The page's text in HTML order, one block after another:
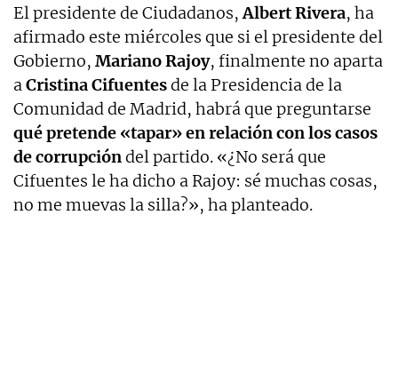
El presidente de Ciudadanos,Albert Rivera, ha
afirmado este miércoles que si el presidente del
Gobierno, Mariano Rajoy, finalmente no aparta
aCristina Cifuentesde la Presidencia de la
Comunidad de Madrid, habrá que preguntarse
qué pretende «tapar» en relación con los casos
de corrupcióndel partido. «¿No será que
Cifuentes le ha dicho a Rajoy: sé muchas cosas,
no me muevas la silla?», ha planteado.